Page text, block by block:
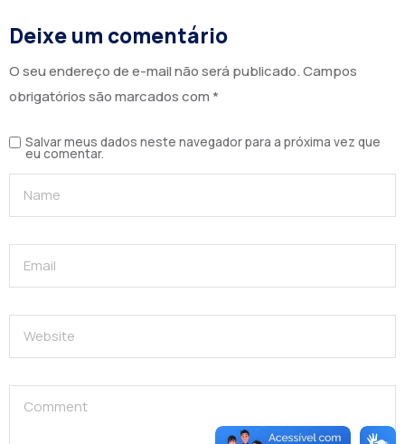
Deixe um comentário
O seu endereço de e-mail não será publicado.Campos
obrigatórios são marcados com *
Salvar meus dados neste navegador para a próxima vez que
eu comentar.